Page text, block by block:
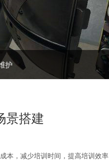
护
景搭建
本，减少培训时间，提高培训效率